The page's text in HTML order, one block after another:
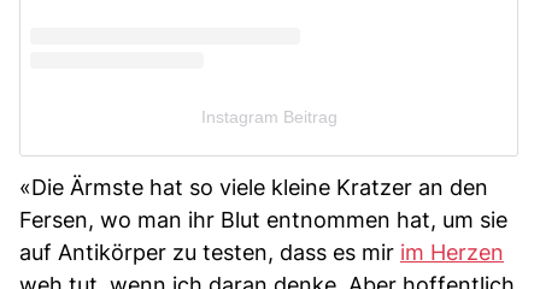
Instagram Beitrag
«Die Ärmste hat so viele kleine Kratzer an den
Fersen, wo man ihr Blut entnommen hat, um sie
auf Antikörper zu testen, dass es mir im Herzen